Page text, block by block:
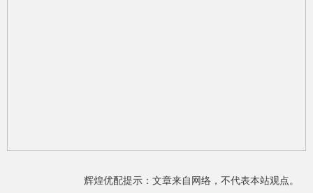
辉煌优配提示：文章来自网络，不代表本站观点。